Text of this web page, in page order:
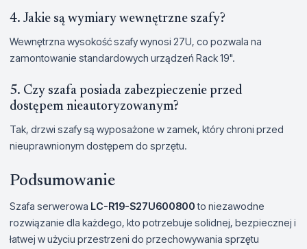
4. Jakie są wymiary wewnętrzne szafy?
Wewnętrzna wysokość szafy wynosi 27U, co pozwala na
zamontowanie standardowych urządzeń Rack 19".
5. Czy szafa posiada zabezpieczenie przed
dostępem nieautoryzowanym?
Tak, drzwi szafy są wyposażone w zamek, który chroni przed
nieuprawnionym dostępem do sprzętu.
Podsumowanie
Szafa serwerowa LC-R19-S27U600800to niezawodne
rozwiązanie dla każdego, kto potrzebuje solidnej, bezpiecznej i
łatwej w użyciu przestrzeni do przechowywania sprzętu